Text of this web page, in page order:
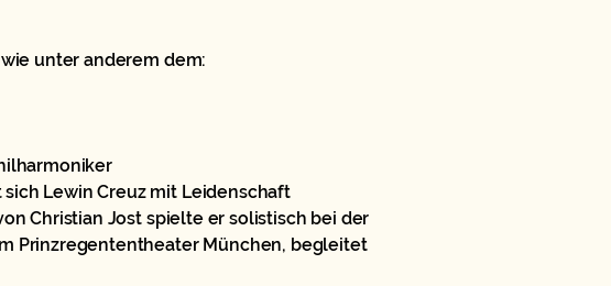
unter anderem dem:
Lewin Creuz mit Leidenschaft
Christian Jost spielte er solistisch bei der
Prinzregententheater München, begleitet